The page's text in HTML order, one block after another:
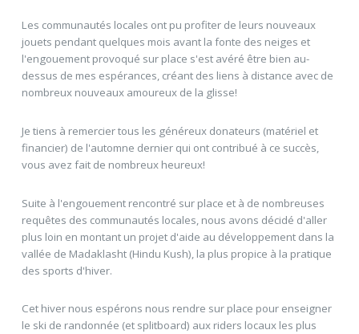
Les communautés locales ont pu profiter de leurs nouveaux
jouets pendant quelques mois avant la fonte des neiges et
l'engouement provoqué sur place s'est avéré être bien au-
dessus de mes espérances, créant des liens à distance avec de
nombreux nouveaux amoureux de la glisse!
Je tiens à remercier tous les généreux donateurs (matériel et
financier) de l'automne dernier qui ont contribué à ce succès,
vous avez fait de nombreux heureux!
Suite à l'engouement rencontré sur place et à de nombreuses
requêtes des communautés locales, nous avons décidé d'aller
plus loin en montant un projet d'aide au développement dans la
vallée de Madaklasht (Hindu Kush), la plus propice à la pratique
des sports d'hiver.
Cet hiver nous espérons nous rendre sur place pour enseigner
le ski de randonnée (et splitboard) aux riders locaux les plus